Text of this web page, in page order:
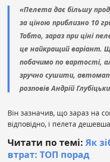
«Пелета дає більшу
за ціною приблизно 10
Тобто, зараз при ціні
це найкращий варіант.
побачимо по вартості,
зручно сушити,
розповів Андрій
Він зазначив, що зараз на
відповідно, і пелета
Читати по темі: Як
втрат: ТОП порад